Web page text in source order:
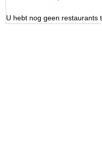
U hebt nog geen restaurants